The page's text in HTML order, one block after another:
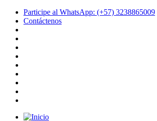
Participe al WhatsApp: (+57) 3238865009
Contáctenos